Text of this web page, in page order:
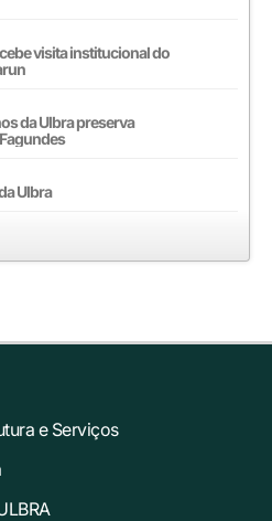
visita institucional do
da Ulbra preserva
Ulbra
e Serviços